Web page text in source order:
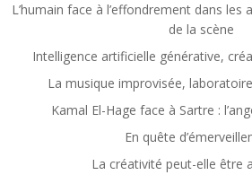
L’humain face à l’effondrement dans
de la scène
Intelligence artificielle générative,
La musique improvisée,
Kamal El-Hage face à Sartre :
En quête
La créativité peut-elle être